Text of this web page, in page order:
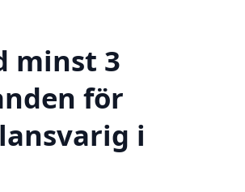
minst 3
för
i